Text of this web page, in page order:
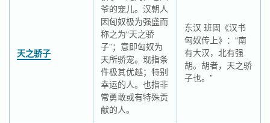
天之骄子
爷的宠儿。汉朝人
因匈奴极为强盛而
称之为“天之骄
子”；意即匈奴为
天所骄宠。现指条
件极其优越；特别
幸运的人。也指非
常勇敢或有特殊贡
献的人。
东汉 班固《汉书
匈奴传上》：“南
有大汉，北有强
胡。胡者，天之骄
子也。”